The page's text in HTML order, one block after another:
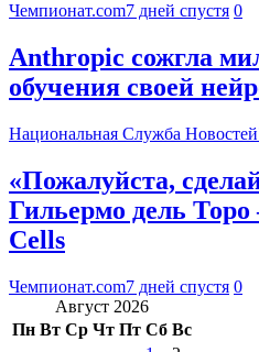
Чемпионат.com7 дней спустя 0
Anthropic сожгла
обучения своей
Национальная Служба Новостей
«Пожалуйста,
Гильермо дель
Cells
Чемпионат.com7 дней спустя 0
Август 2026
Пн Вт Ср Чт Пт Сб Вс